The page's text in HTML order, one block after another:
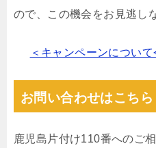
ので、この機会をお見逃し
＜キャンペーンについ
お問い合わせはこちら
鹿児島片付け110番へのご